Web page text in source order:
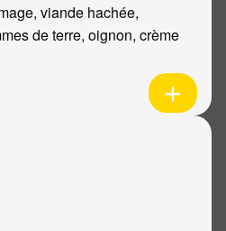
viande hachée,
de terre, oignon, crème